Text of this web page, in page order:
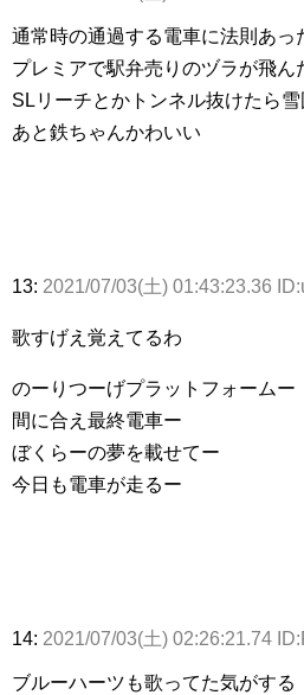
通常時の通過する電車に法則あっ
プレミアで駅弁売りのヅラが飛ん
SLリーチとかトンネル抜けたら
あと鉄ちゃんかわいい
13: 2021/07/03(土) 01:43:23.36
歌すげえ覚えてるわ
のーりつーげプラットフォームー
間に合え最終電車ー
ぼくらーの夢を載せてー
今日も電車が走るー
14: 2021/07/03(土) 02:26:21.74
ブルーハーツも歌ってた気がする